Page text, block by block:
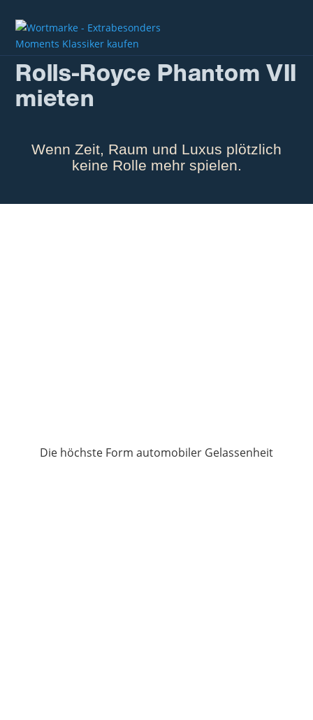
Rolls-Royce Phantom VII
mieten
Wenn Zeit, Raum und Luxus plötzlich
keine Rolle mehr spielen.
Die höchste Form automobiler Gelassenheit